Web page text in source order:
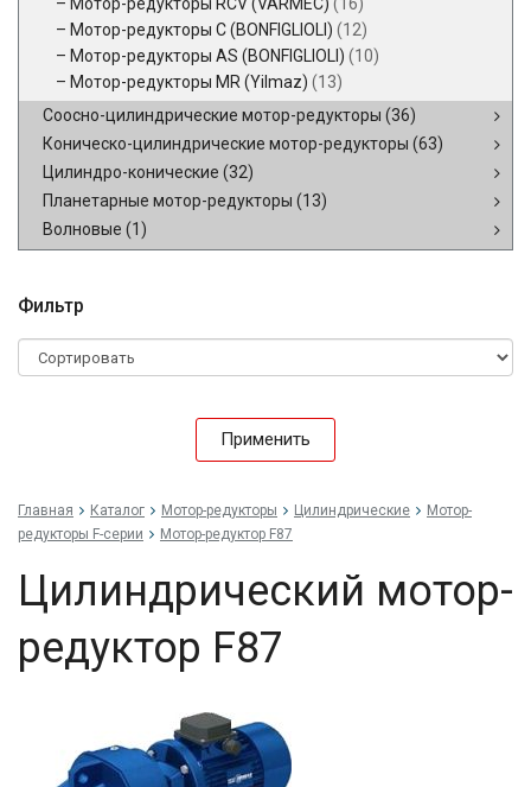
Мотор-редукторы C (BONFIGLIOLI) (12)
Мотор-редукторы AS (BONFIGLIOLI) (10)
Мотор-редукторы MR (Yilmaz) (13)
Соосно-цилиндрические мотор-редукторы (36)
Коническо-цилиндрические мотор-редукторы (63)
Цилиндро-конические (32)
Планетарные мотор-редукторы (13)
Волновые (1)
Фильтр
Применить
Главная Каталог Мотор-редукторы Цилиндрические
Мотор-
редукторы F-серии
Мотор-редуктор F87
Цилиндрический мотор-
редуктор F87